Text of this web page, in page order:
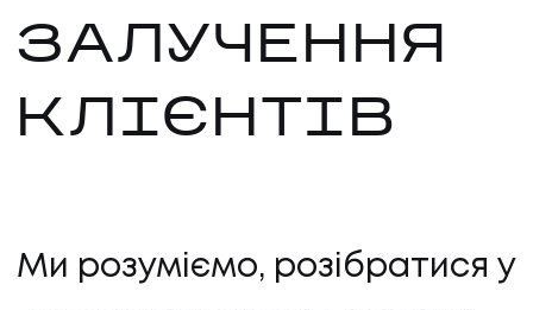
ЗАЛУЧЕННЯ
КЛІЄНТІВ
Ми розуміємо, розібратися у